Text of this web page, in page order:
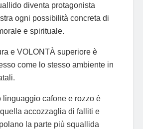
diventa protagonista
ogni possibilità concreta di
e spirituale.
e VOLONTÀ superiore è
come lo stesso ambiente in
linguaggio cafone e rozzo è
accozzaglia di falliti e
la parte più squallida